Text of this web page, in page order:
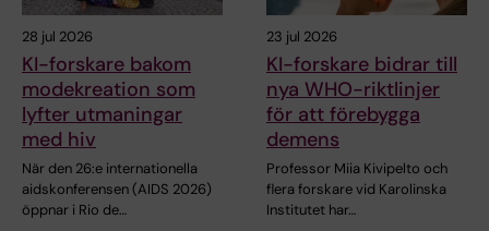
28 jul 2026
KI-forskare bakom
modekreation som
lyfter utmaningar
med hiv
När den 26:e internationella
aidskonferensen (AIDS 2026)
öppnar i Rio de…
23 jul 2026
KI-forskare bidrar till
nya WHO-riktlinjer
för att förebygga
demens
Professor Miia Kivipelto och
flera forskare vid Karolinska
Institutet har…